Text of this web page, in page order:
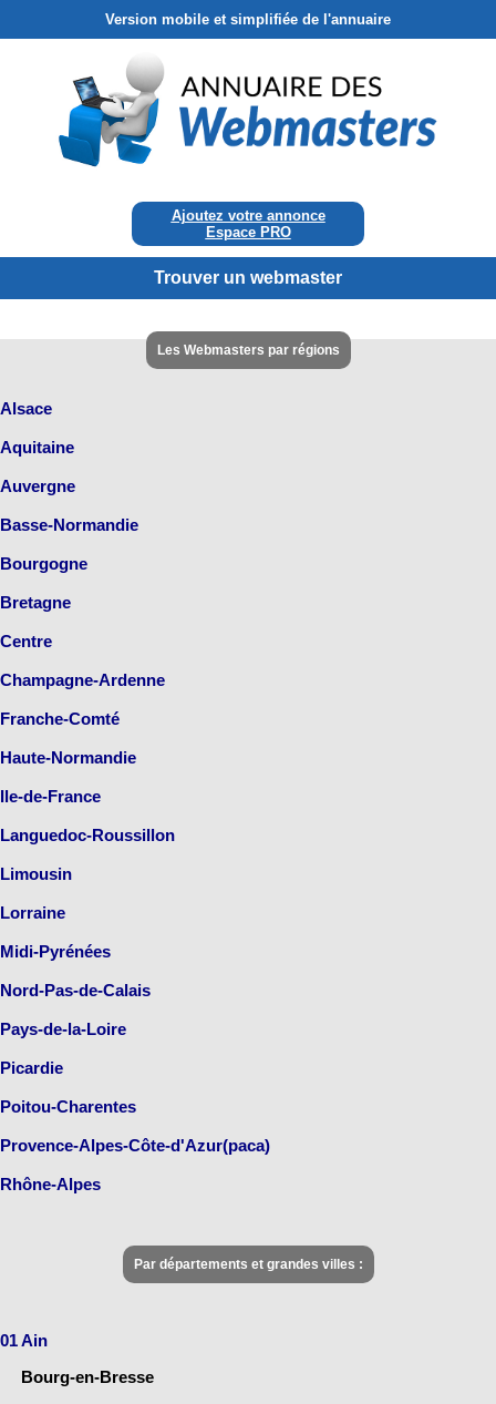
Version mobile et simplifiée de l'annuaire
Ajoutez votre annonce
Espace PRO
Trouver un webmaster
Les Webmasters par régions
Alsace
Aquitaine
Auvergne
Basse-Normandie
Bourgogne
Bretagne
Centre
Champagne-Ardenne
Franche-Comté
Haute-Normandie
Ile-de-France
Languedoc-Roussillon
Limousin
Lorraine
Midi-Pyrénées
Nord-Pas-de-Calais
Pays-de-la-Loire
Picardie
Poitou-Charentes
Provence-Alpes-Côte-d'Azur(paca)
Rhône-Alpes
Par départements et grandes villes :
01 Ain
Bourg-en-Bresse